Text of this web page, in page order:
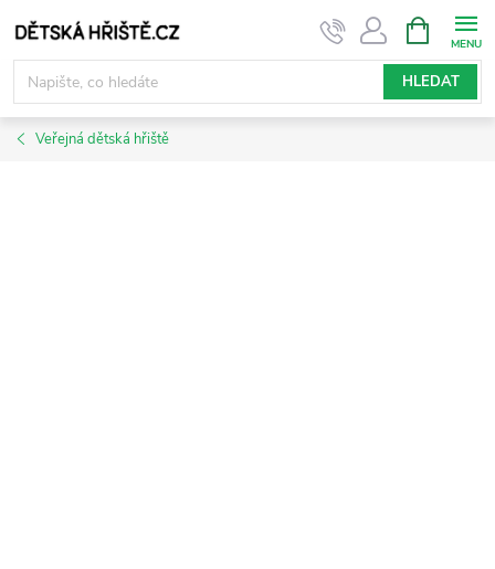
na
obsah
HLEDAT
NÁKUPNÍ
KOŠÍK
Veřejná dětská hřiště